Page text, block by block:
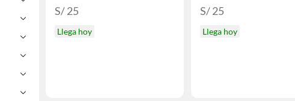
S/ 25
Llega hoy
S/ 25
Llega hoy